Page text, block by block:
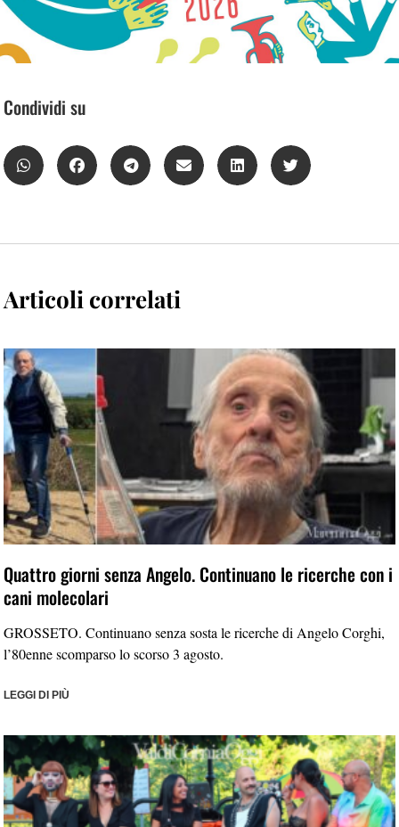
Condividi su
Articoli correlati
Quattro giorni senza Angelo. Continuano le ricerche con i
cani molecolari
GROSSETO. Continuano senza sosta le ricerche di Angelo Corghi,
l’80enne scomparso lo scorso 3 agosto.
LEGGI DI PIÙ